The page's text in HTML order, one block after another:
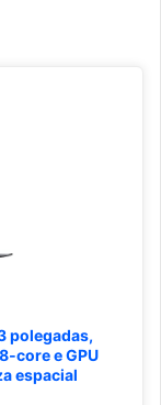
polegadas,
e GPU
espacial